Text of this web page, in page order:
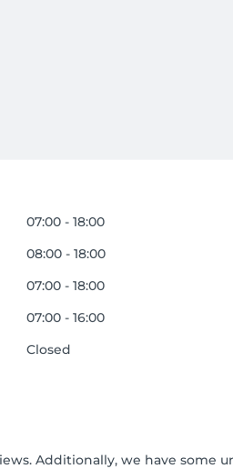
07:00 - 18:00
08:00 - 18:00
07:00 - 18:00
07:00 - 16:00
Closed
Additionally, we have